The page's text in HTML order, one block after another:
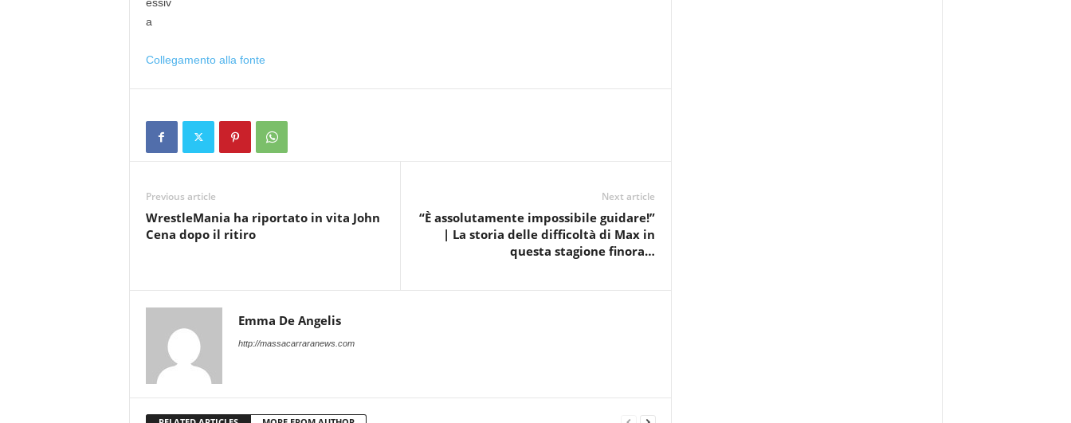
Collegamento alla fonte
Previous article
WrestleMania ha riportato in vita John
Cena dopo il ritiro
Next article
“È assolutamente impossibile guidare!”
| La storia delle difficoltà di Max in
questa stagione finora…
Emma De Angelis
http://massacarraranews.com